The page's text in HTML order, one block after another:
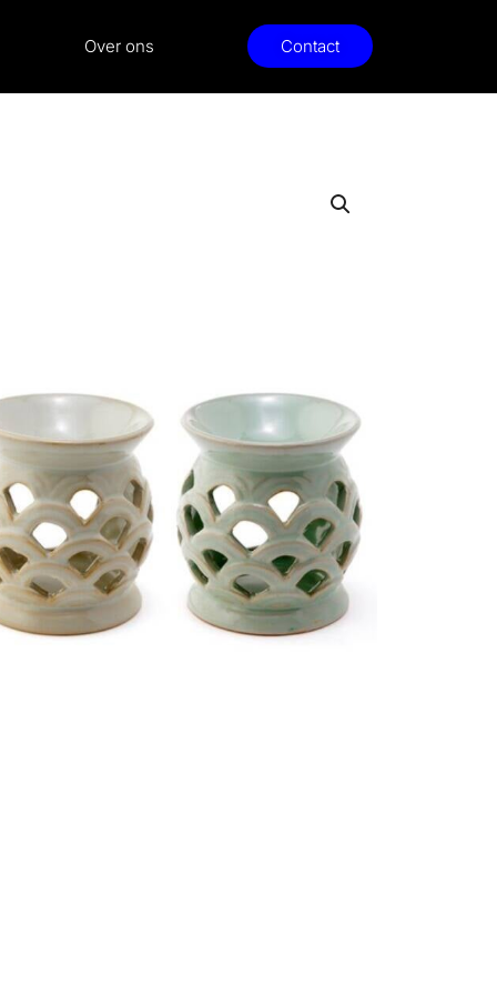
Over ons Contact